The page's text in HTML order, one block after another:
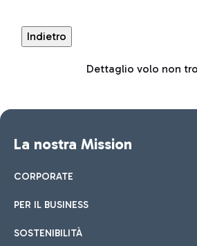
Dettaglio volo non
La nostra Mission
CORPORATE
PER IL BUSINESS
SOSTENIBILITÀ